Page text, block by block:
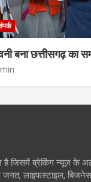
बना छत्तीसगढ़ का
है जिसमें ब्रेकिंग न्यूज़ के
लाइफस्टाइल,